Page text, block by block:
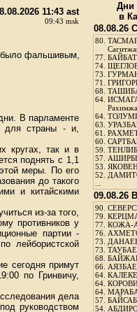
11:43 ast
09:43 msk
было фальшивым,
В парламенте
для страны - и,
кругах, так и в
поднять с 1,1
меры. По его
до такого
и китайскими
из-за того,
противников у
партии -
лейбористской
сегодня примут
по Гринвичу,
дела
руководством
Дни
в
08.08.26
80.
77.
74.
73.
71.
68.
64.
64.
63.
61.
60.
59.
57.
53.
52.
09.08.26
90.
79.
77. КОЖА-
76.
73.
73.
68.
66.
64.
64.
64.
57.
54.